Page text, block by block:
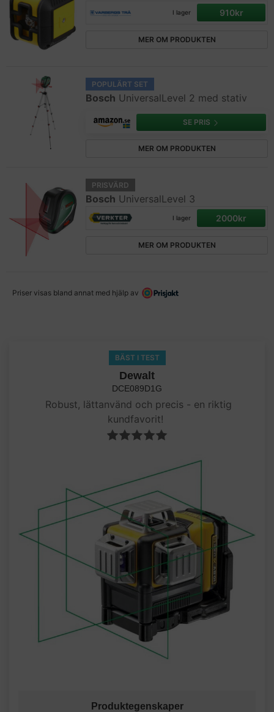
I lager 910kr
MER OM PRODUKTEN
POPULÄRT SET
Bosch UniversalLevel 2 med stativ
SE PRIS
MER OM PRODUKTEN
PRISVÄRD
Bosch UniversalLevel 3
I lager 2000kr
MER OM PRODUKTEN
Priser visas bland annat med hjälp av
BÄST I TEST
Dewalt
DCE089D1G
Robust, lättanvänd och precis - en riktig
kundfavorit!
Produktegenskaper